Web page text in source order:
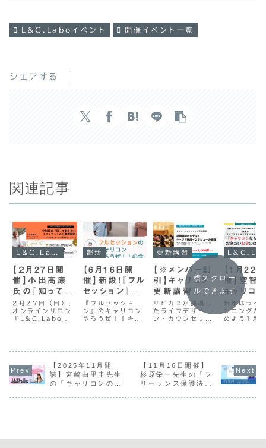
L&C.Laboイベント 開催イベント一覧
シェアする
関連記事
L&C.Laboイベント
【２月27日開
催】小出高康
氏の『知ってお
きたい！クライア
ントの仕事理解
術』
2月27日（日）、
オンラインサロン
『L&C.Labo』
のセミナー＆ワー
クを開催いたしま
す。「仕事を理解
する」キャリアコ
部活
【6月16日開
催】新設！『フル
セッション』の
キャリコンやろ
うぜ！！部活動案
内
『フルセッショ
ン』のキャリコン
やろうぜ！！キャ
践を通して実務能
力を高めたいと思
っているLabの皆
さんに向けた部活
更新講習
【※メンバー割
引】キャリコン
更新講習『逐
語記録から学
ぶ！キャリア構
成インタビュー
サビカスが提唱し
たライフデザイ
ン・カウンセリン
２０１６年４月よ
り国家資格となっ
たキャリアコンサ
ルタント資格につ
【1月22
催】空智
キャリコン
知ってお
お⾦のは
『新年は
新年はライ
ンニングか
めよう1月
り2級ファ
シャルプラ
の空智房氏
横スクロー
ルできます
【2025年11月開
講】宮崎由里圭先生
の「キャリコンのた
【11月16日開催】
杉原栄一先生の「フ
リーランス保護法の